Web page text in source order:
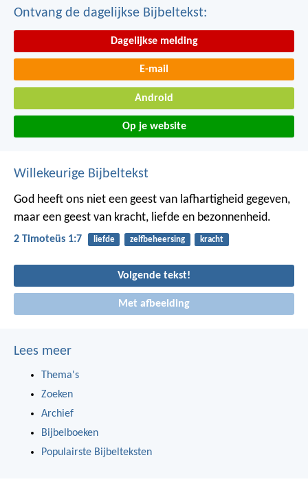
Ontvang de dagelijkse Bijbeltekst:
Dagelijkse melding
E-mail
Android
Op je website
Willekeurige Bijbeltekst
God heeft ons niet een geest van lafhartigheid gegeven,
maar een geest van kracht, liefde en bezonnenheid.
2 Timoteüs 1:7 liefde zelfbeheersing kracht
Volgende tekst!
Met afbeelding
Lees meer
Thema's
Zoeken
Archief
Bijbelboeken
Populairste Bijbelteksten